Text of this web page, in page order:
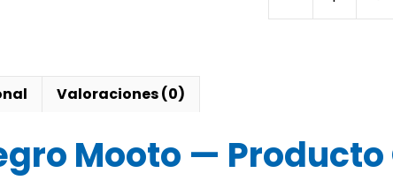
Valoraciones (0)
Mooto —